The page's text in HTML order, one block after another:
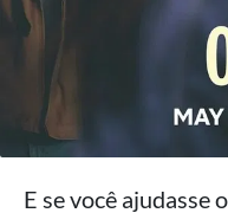
E se você ajudasse